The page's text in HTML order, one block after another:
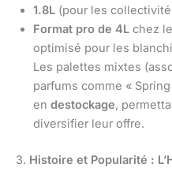
1.8L(pour les
Format pro de 4Lchez
optimisé pour les
Les palettes mixtes
parfums comme «
en destockage,
diversifier leur offre.
3. Histoire et Popularité :